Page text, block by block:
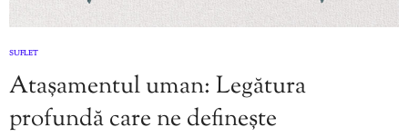
SUFLET
Atașamentul uman: Legătura
profundă care ne definește